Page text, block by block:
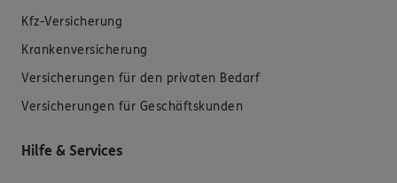
Kfz-Versicherung
Krankenversicherung
Versicherungen für den privaten Bedarf
Versicherungen für Geschäftskunden
Hilfe & Services